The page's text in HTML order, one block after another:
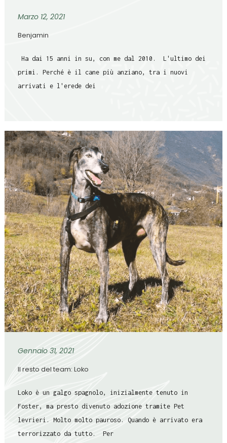
Marzo 12, 2021
Benjamin
Ha dai 15 anni in su, con me dal 2010. L'ultimo dei
primi. Perché è il cane più anziano, tra i nuovi
arrivati e l'erede dei
Gennaio 31, 2021
Il resto del team: Loko
Loko è un galgo spagnolo, inizialmente tenuto in
Foster, ma presto divenuto adozione tramite Pet
levrieri. Molto molto pauroso. Quando è arrivato era
terrorizzato da tutto. Per